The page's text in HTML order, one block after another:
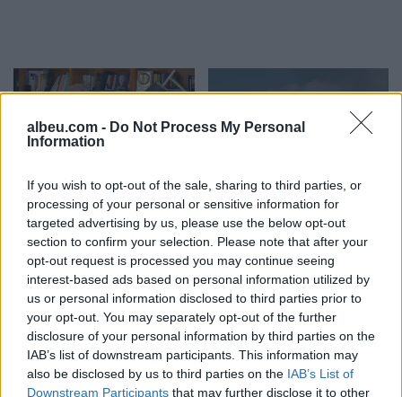
albeu.com - Do Not Process My Personal
Information
If you wish to opt-out of the sale, sharing to third parties, or
processing of your personal or sensitive information for
targeted advertising by us, please use the below opt-out
section to confirm your selection. Please note that after your
opt-out request is processed you may continue seeing
interest-based ads based on personal information utilized by
us or personal information disclosed to third parties prior to
your opt-out. You may separately opt-out of the further
disclosure of your personal information by third parties on the
IAB’s list of downstream participants. This information may
also be disclosed by us to third parties on the IAB’s List of
Downstream Participants that may further disclose it to other
Berisha kundër reformës
territoriale: Po përdoret si
instrument për
shpopullimin e Shqipërisë
Shpërthen Etna,
pezullohen mbërritjet në
aeroportin e Katanias për
shkak të hirit vullkanik